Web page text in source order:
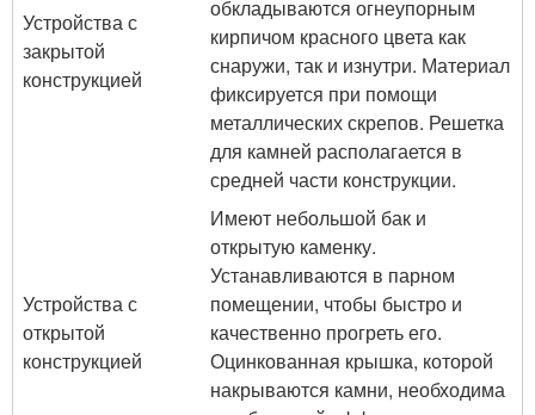
Устройства с
закрытой
конструкцией
обкладываются огнеупорным
кирпичом красного цвета как
снаружи, так и изнутри. Материал
фиксируется при помощи
металлических скрепов. Решетка
для камней располагается в
средней части конструкции.
Устройства с
открытой
конструкцией
Имеют небольшой бак и
открытую каменку.
Устанавливаются в парном
помещении, чтобы быстро и
качественно прогреть его.
Оцинкованная крышка, которой
накрываются камни, необходима